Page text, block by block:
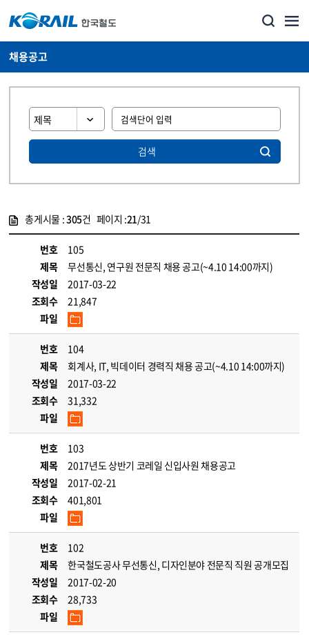
채용공고
검색
총게시물 :305건 페이지 :21/31
번호
105
제목
무선통신, 연구원 전문직 채용 공고(~4.10 14:00까지)
작성일
2017-03-22
조회수
21,847
파일
번호
104
제목
회계사, IT, 빅데이터 경력직 채용 공고(~4.10 14:00까지)
작성일
2017-03-22
조회수
31,332
파일
번호
103
제목
2017년도 상반기 코레일 신입사원 채용공고
작성일
2017-02-21
조회수
401,801
파일
번호
102
제목
한국철도공사 무선통신, 디자인분야 전문직 직원 공개모집
작성일
2017-02-20
조회수
28,733
파일